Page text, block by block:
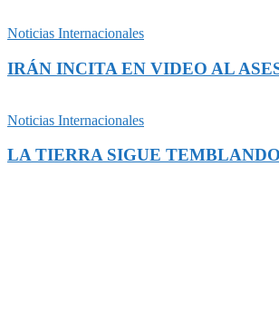
Noticias Internacionales
IRÁN INCITA EN VIDEO AL
Noticias Internacionales
LA TIERRA SIGUE